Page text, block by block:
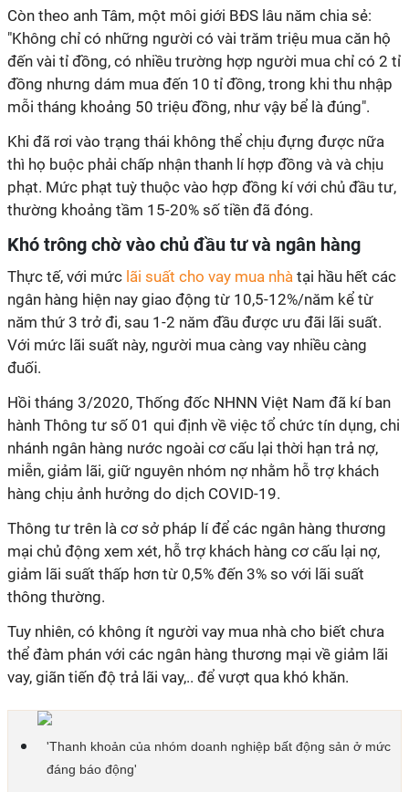
Còn theo anh Tâm, một môi giới BĐS lâu năm chia sẻ:
"Không chỉ có những người có vài trăm triệu mua căn hộ
đến vài tỉ đồng, có nhiều trường hợp người mua chỉ có 2 tỉ
đồng nhưng dám mua đến 10 tỉ đồng, trong khi thu nhập
mỗi tháng khoảng 50 triệu đồng, như vậy bể là đúng".
Khi đã rơi vào trạng thái không thể chịu đựng được nữa
thì họ buộc phải chấp nhận thanh lí hợp đồng và và chịu
phạt. Mức phạt tuỳ thuộc vào hợp đồng kí với chủ đầu tư,
thường khoảng tầm 15-20% số tiền đã đóng.
Khó trông chờ vào chủ đầu tư và ngân hàng
Thực tế, với mức lãi suất cho vay mua nhà tại hầu hết các
ngân hàng hiện nay giao động từ 10,5-12%/năm kể từ
năm thứ 3 trở đi, sau 1-2 năm đầu được ưu đãi lãi suất.
Với mức lãi suất này, người mua càng vay nhiều càng
đuối.
Hồi tháng 3/2020, Thống đốc NHNN Việt Nam đã kí ban
hành Thông tư số 01 qui định về việc tổ chức tín dụng, chi
nhánh ngân hàng nước ngoài cơ cấu lại thời hạn trả nợ,
miễn, giảm lãi, giữ nguyên nhóm nợ nhằm hỗ trợ khách
hàng chịu ảnh hưởng do dịch COVID-19.
Thông tư trên là cơ sở pháp lí để các ngân hàng thương
mại chủ động xem xét, hỗ trợ khách hàng cơ cấu lại nợ,
giảm lãi suất thấp hơn từ 0,5% đến 3% so với lãi suất
thông thường.
Tuy nhiên, có không ít người vay mua nhà cho biết chưa
thể đàm phán với các ngân hàng thương mại về giảm lãi
vay, giãn tiến độ trả lãi vay,.. để vượt qua khó khăn.
'Thanh khoản của nhóm doanh nghiệp bất động sản ở mức
đáng báo động'